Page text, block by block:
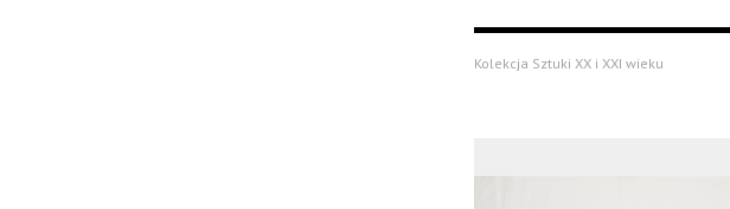
Kolekcja Sztuki XX i XXI wieku